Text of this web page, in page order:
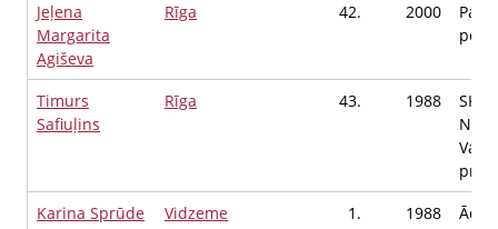
Jeļena
Margarita
Agiševa
Rīga 42. 2000
Timurs
Safiuļins
Rīga 43. 1988
Karina Sprūde
Vidzeme 1. 1988